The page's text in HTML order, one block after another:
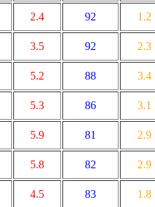
2.4 92
1.2
3.5 92
2.3
5.2 88
3.4
5.3 86
3.1
5.9 81
2.9
5.8 82
2.9
4.5 83
1.8